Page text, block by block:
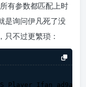
有参数都匹配上时
是询问伊凡死了没
不过更繁琐：